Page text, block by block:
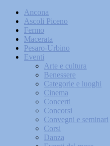
Ancona
Ascoli Piceno
Fermo
Macerata
Pesaro-Urbino
Eventi
Arte e cultura
Benessere
Categorie e luoghi
Cinema
Concerti
Concorsi
Convegni e seminari
Corsi
Danza